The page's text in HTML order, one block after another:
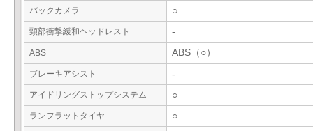
バックカメラ ○
頸部衝撃緩和ヘッドレスト -
ABS ABS（○）
ブレーキアシスト -
アイドリングストップシステム ○
ランフラットタイヤ ○